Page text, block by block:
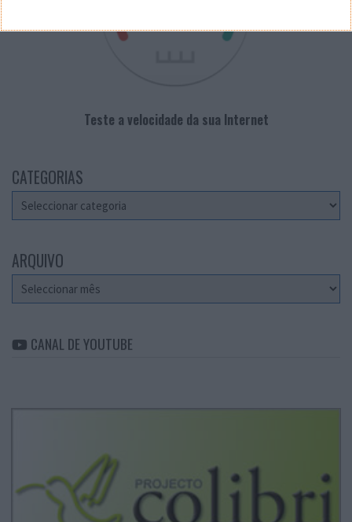
Teste a velocidade da sua Internet
CATEGORIAS
Categorias
ARQUIVO
Arquivo
CANAL DE YOUTUBE